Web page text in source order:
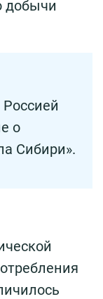
добычи
о
Сибири».